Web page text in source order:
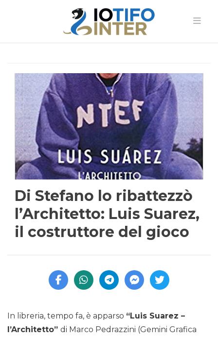
Di Stefano lo ribattezzò
l’Architetto: Luis Suarez,
il costruttore del gioco
In libreria, tempo fa, è apparso “Luis Suarez –
l’Architetto” di Marco Pedrazzini (Gemini Grafica